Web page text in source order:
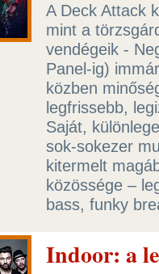
A Deck Attack
mint a
vendégeik -
Panel-ig)
közben
legfrissebb,
Saját,
sok-sokezer
kitermelt
közössége –
bass, funky
Indoor: a